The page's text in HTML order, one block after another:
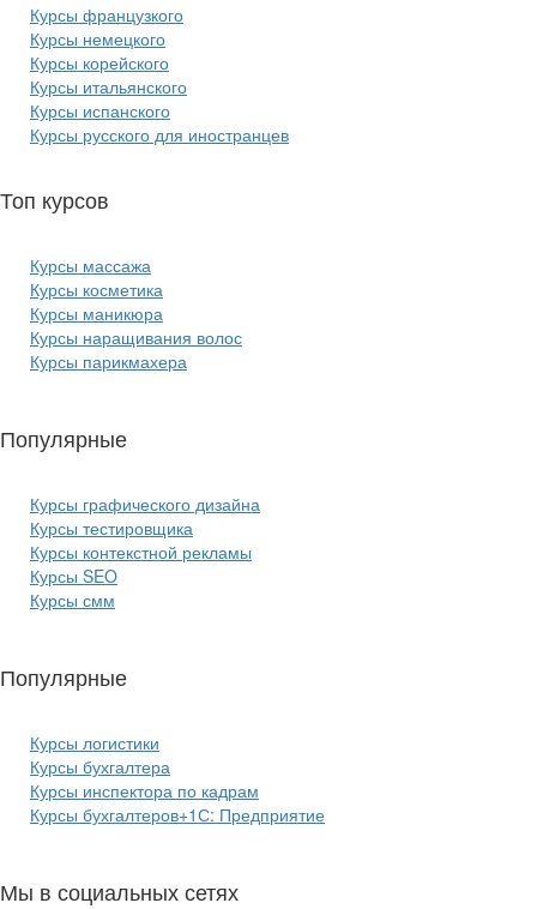
Курсы французкого
Курсы немецкого
Курсы корейского
Курсы итальянского
Курсы испанского
Курсы русского для иностранцев
Топ курсов
Курсы массажа
Курсы косметика
Курсы маникюра
Курсы наращивания волос
Курсы парикмахера
Популярные
Курсы графического дизайна
Курсы тестировщика
Курсы контекстной рекламы
Курсы SEO
Курсы смм
Популярные
Курсы логистики
Курсы бухгалтера
Курсы инспектора по кадрам
Курсы бухгалтеров+1С: Предприятие
Мы в социальных сетях